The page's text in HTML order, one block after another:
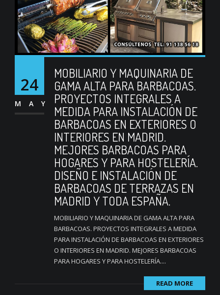
24
MAY
MOBILIARIO Y MAQUINARIA DE
GAMA ALTA PARA BARBACOAS.
PROYECTOS INTEGRALES A
MEDIDA PARA INSTALACIÓN DE
BARBACOAS EN EXTERIORES O
INTERIORES EN MADRID.
MEJORES BARBACOAS PARA
HOGARES Y PARA HOSTELERÍA.
DISEÑO E INSTALACIÓN DE
BARBACOAS DE TERRAZAS EN
MADRID Y TODA ESPAÑA.
MOBILIARIO Y MAQUINARIA DE GAMA ALTA PARA
BARBACOAS. PROYECTOS INTEGRALES A MEDIDA
PARA INSTALACIÓN DE BARBACOAS EN EXTERIORES
O INTERIORES EN MADRID. MEJORES BARBACOAS
PARA HOGARES Y PARA HOSTELERÍA....
READ MORE